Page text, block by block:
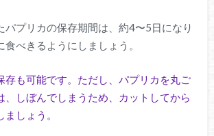
パプリカの保存期間は、約4〜5日になり
食べきるようにしましょう。
存も可能です。ただし、パプリカを丸ご
、しぼんでしまうため、カットしてから
しょう。